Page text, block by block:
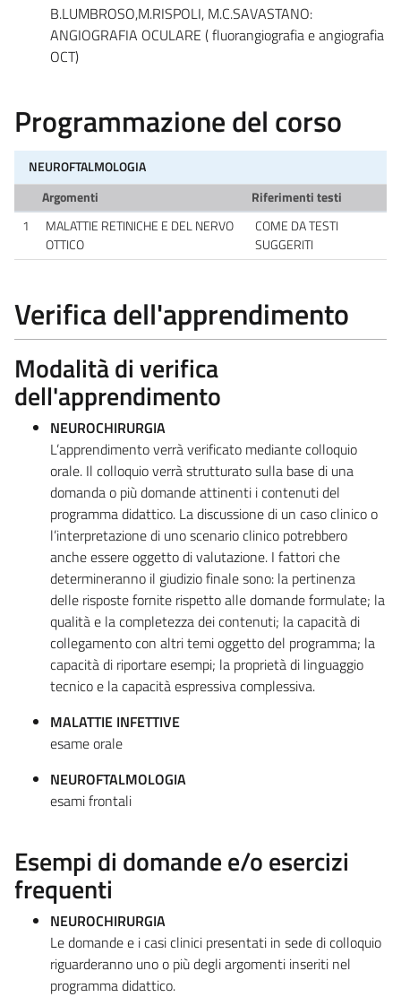
B.LUMBROSO,M.RISPOLI, M.C.SAVASTANO:
ANGIOGRAFIA OCULARE ( fluorangiografia e angiografia
OCT)
Programmazione del corso
NEUROFTALMOLOGIA
Argomenti
Riferimenti testi
1
MALATTIE RETINICHE E DEL NERVO
OTTICO
COME DA TESTI
SUGGERITI
Verifica dell'apprendimento
Modalità di verifica
dell'apprendimento
NEUROCHIRURGIA
L’apprendimento verrà verificato mediante colloquio
orale. Il colloquio verrà strutturato sulla base di una
domanda o più domande attinenti i contenuti del
programma didattico. La discussione di un caso clinico o
l’interpretazione di uno scenario clinico potrebbero
anche essere oggetto di valutazione. I fattori che
determineranno il giudizio finale sono: la pertinenza
delle risposte fornite rispetto alle domande formulate; la
qualità e la completezza dei contenuti; la capacità di
collegamento con altri temi oggetto del programma; la
capacità di riportare esempi; la proprietà di linguaggio
tecnico e la capacità espressiva complessiva.
MALATTIE INFETTIVE
esame orale
NEUROFTALMOLOGIA
esami frontali
Esempi di domande e/o esercizi
frequenti
NEUROCHIRURGIA
Le domande e i casi clinici presentati in sede di colloquio
riguarderanno uno o più degli argomenti inseriti nel
programma didattico.